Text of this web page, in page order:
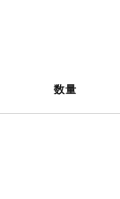
数量